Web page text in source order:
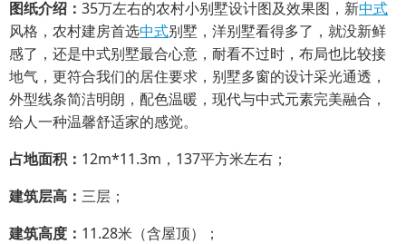
图纸介绍： 35万左右的农村小别墅设计图及效果图，新中式
风格，农村建房首选中式别墅，洋别墅看得多了，就没新鲜
感了，还是中式别墅最合心意，耐看不过时，布局也比较接
地气，更符合我们的居住要求，别墅多窗的设计采光通透，
外型线条简洁明朗，配色温暖，现代与中式元素完美融合，
给人一种温馨舒适家的感觉。
占地面积： 12m*11.3m，137平方米左右；
建筑层高： 三层；
建筑高度： 11.28米（含屋顶）；